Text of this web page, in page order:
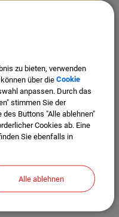
zu bieten, verwenden
über die Cookie
anpassen. Durch das
stimmen Sie der
Buttons "Alle ablehnen"
Cookies ab. Eine
Sie ebenfalls in
Alle ablehnen